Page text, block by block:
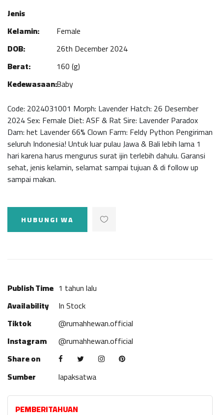
Jenis
Kelamin:
Female
DOB:
26th December 2024
Berat:
160 (g)
Kedewasaan:Baby
Code: 2024031001 Morph: Lavender Hatch: 26 Desember
2024 Sex: Female Diet: ASF & Rat Sire: Lavender Paradox
Dam: het Lavender 66% Clown Farm: Feldy Python Pengiriman
seluruh Indonesia! Untuk luar pulau Jawa & Bali lebih lama 1
hari karena harus mengurus surat ijin terlebih dahulu. Garansi
sehat, jenis kelamin, selamat sampai tujuan & di follow up
sampai makan.
HUBUNGI WA
Publish Time 1 tahun lalu
Availability
In Stock
Tiktok
@rumahhewan.official
Instagram
@rumahhewan.official
Share on
Sumber
lapaksatwa
PEMBERITAHUAN